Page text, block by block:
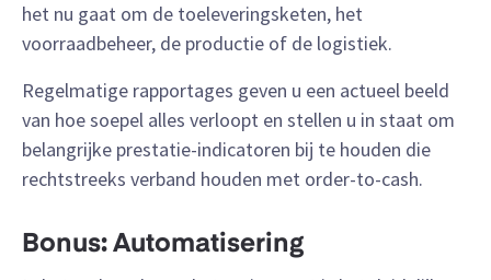
het nu gaat om de toeleveringsketen, het
voorraadbeheer, de productie of de logistiek.
Regelmatige rapportages geven u een actueel beeld
van hoe soepel alles verloopt en stellen u in staat om
belangrijke prestatie-indicatoren bij te houden die
rechtstreeks verband houden met order-to-cash.
Bonus: Automatisering